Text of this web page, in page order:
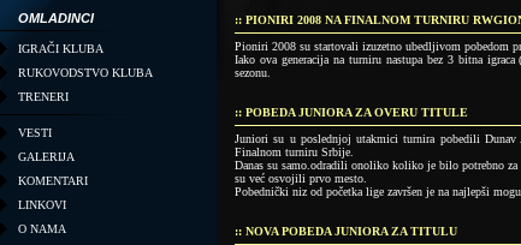
OMLADINCI
IGRAČI KLUBA
RUKOVODSTVO KLUBA
TRENERI
VESTI
GALERIJA
KOMENTARI
LINKOVI
O NAMA
:: PIONIRI 2008 NA FINALNOM TURNIRU
Pioniri 2008 su startovali izuzetno ubedljivom pobedom
Iako ova generacija na turniru nastupa bez 3 bitna
sezonu.
:: POBEDA JUNIORA ZA OVERU TITULE
Juniori su u poslednjoj utakmici turnira pobedili
Finalnom turniru Srbije.
Danas su samo.odradili onoliko koliko je bilo potrebno
su već osvojili prvo mesto.
Pobednički niz od početka lige završen je na najlepši
:: NOVA POBEDA JUNIORA ZA TITULU